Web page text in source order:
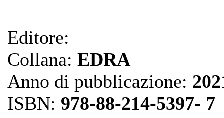
Editore:
Collana: EDRA
Anno di pubblicazione:
ISBN: 978-88-214-5397- 7